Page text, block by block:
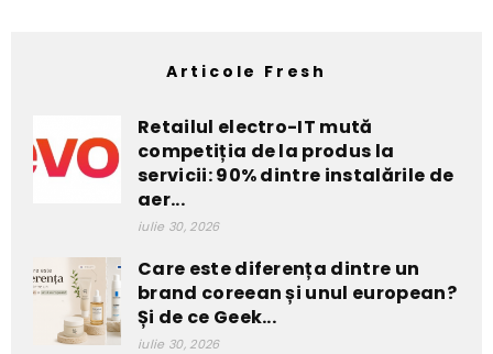
Articole Fresh
Retailul electro-IT mută
competiția de la produs la
servicii: 90% dintre instalările de
aer...
iulie 30, 2026
Care este diferența dintre un
brand coreean și unul european?
Și de ce Geek...
iulie 30, 2026